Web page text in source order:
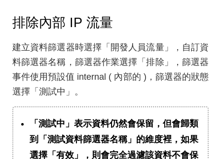
排除內部 IP 流量
建立資料篩選器時選擇「開發人員流量」，自訂資
料篩選器名稱，篩選器作業選擇「排除」，篩選器
事件使用預設值 internal ( 內部的 )，篩選器的狀態
選擇「測試中」。
「測試中」表示資料仍然會保留，但會歸類
到「測試資料篩選器名稱」的維度裡，如果
選擇「有效」，則會完全過濾該資料不會保